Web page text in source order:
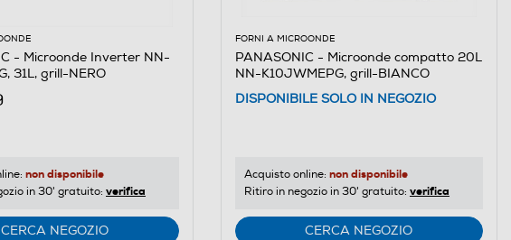
- Microonde Inverter NN-
31L, grill-NERO
non disponibile
in 30' gratuito: verifica
CERCA NEGOZIO
FORNI A MICROONDE
PANASONIC - Microonde compatto 20L
NN-K10JWMEPG, grill-BIANCO
DISPONIBILE SOLO IN NEGOZIO
Acquisto online: non disponibile
Ritiro in negozio in 30' gratuito: verifica
CERCA NEGOZIO